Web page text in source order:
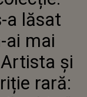
ARTISTA
APARIȚIE
CĂ E HALIL
a lăsat
ai mai
și
rară: